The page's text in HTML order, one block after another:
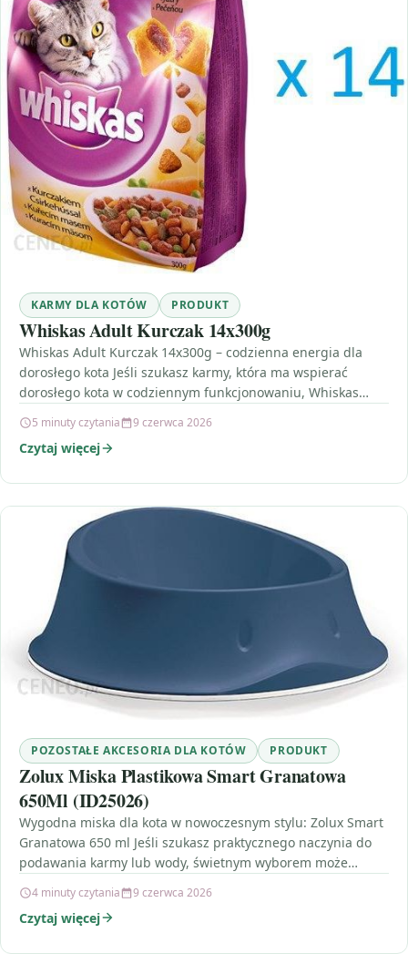
KARMY DLA KOTÓW PRODUKT
Whiskas Adult Kurczak 14x300g
Whiskas Adult Kurczak 14x300g – codzienna energia dla
dorosłego kota Jeśli szukasz karmy, która ma wspierać
dorosłego kota w codziennym funkcjonowaniu, Whiskas
5 minuty czytania 9 czerwca 2026
Czytaj więcej
POZOSTAŁE AKCESORIA DLA KOTÓW PRODUKT
Zolux Miska Plastikowa Smart Granatowa
650Ml (ID25026)
Wygodna miska dla kota w nowoczesnym stylu: Zolux Smart
Granatowa 650 ml Jeśli szukasz praktycznego naczynia do
podawania karmy lub wody, świetnym wyborem może…
4 minuty czytania 9 czerwca 2026
Czytaj więcej